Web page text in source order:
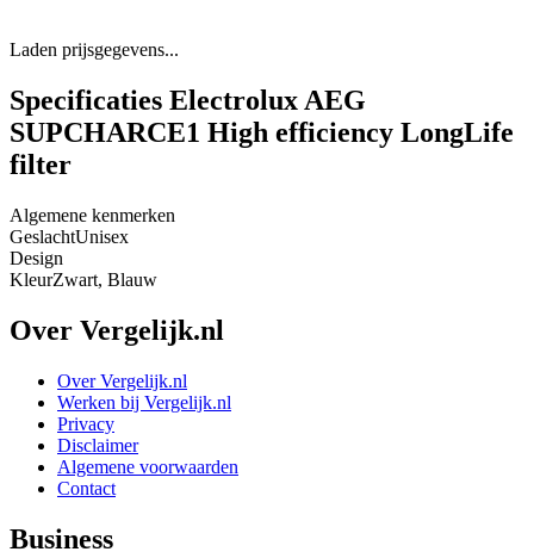
Laden prijsgegevens...
Specificaties Electrolux AEG
SUPCHARCE1 High efficiency LongLife
filter
Algemene kenmerken
GeslachtUnisex
Design
KleurZwart, Blauw
Over Vergelijk.nl
Over Vergelijk.nl
Werken bij Vergelijk.nl
Privacy
Disclaimer
Algemene voorwaarden
Contact
Business